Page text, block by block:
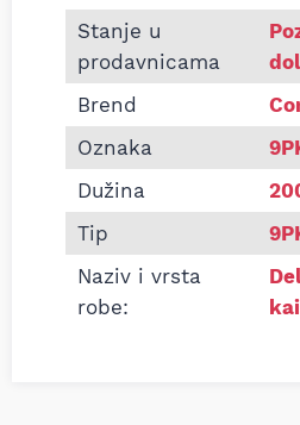
Informacije o Pk kaiš
Stanje u
prodavnicama
Brend
Oznaka
Dužina
Tip
Naziv i vrsta
robe: